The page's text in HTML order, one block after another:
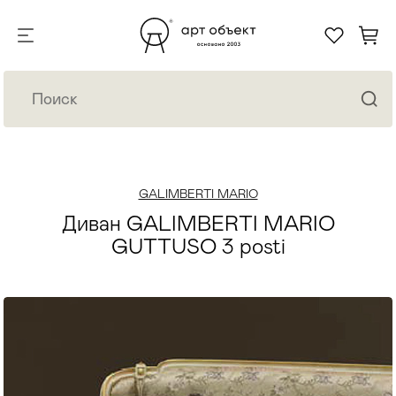
GALIMBERTI MARIO
Диван GALIMBERTI MARIO
GUTTUSO 3 posti